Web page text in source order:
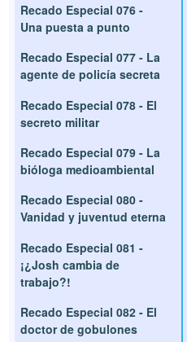
Recado Especial 076 -
Una puesta a punto
Recado Especial 077 - La
agente de policía secreta
Recado Especial 078 - El
secreto militar
Recado Especial 079 - La
bióloga medioambiental
Recado Especial 080 -
Vanidad y juventud eterna
Recado Especial 081 -
¡¿Josh cambia de
trabajo?!
Recado Especial 082 - El
doctor de gobulones